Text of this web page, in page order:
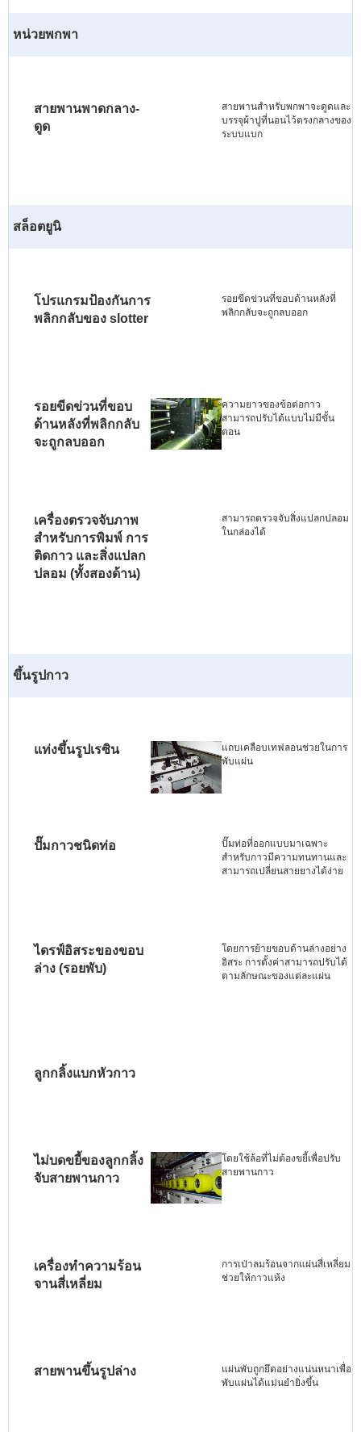
หน่วยพกพา
สายพานพาดกลาง-
ดูด
สายพานสำหรับพกพาจะดูดและ
บรรจุผ้าปูที่นอนไว้ตรงกลางของ
ระบบแบก
สล็อตยูนิ
โปรแกรมป้องกันการ
พลิกกลับของ slotter
รอยขีดข่วนที่ขอบด้านหลังที่
พลิกกลับจะถูกลบออก
รอยขีดข่วนที่ขอบ
ด้านหลังที่พลิกกลับ
จะถูกลบออก
ความยาวของข้อต่อกาว
สามารถปรับได้แบบไม่มีขั้น
ตอน
เครื่องตรวจจับภาพ
สำหรับการพิมพ์ การ
ติดกาว และสิ่งแปลก
ปลอม (ทั้งสองด้าน)
สามารถตรวจจับสิ่งแปลกปลอม
ในกล่องได้
ขึ้นรูปกาว
แท่งขึ้นรูปเรซิน
แถบเคลือบเทฟลอนช่วยในการ
พับแผ่น
ปั๊มกาวชนิดท่อ
ปั๊มท่อที่ออกแบบมาเฉพาะ
สำหรับกาวมีความทนทานและ
สามารถเปลี่ยนสายยางได้ง่าย
ไดรฟ์อิสระของขอบ
ล่าง (รอยพับ)
โดยการย้ายขอบด้านล่างอย่าง
อิสระ การตั้งค่าสามารถปรับได้
ตามลักษณะของแต่ละแผ่น
ลูกกลิ้งแบกหัวกาว
ไม่บดขยี้ของลูกกลิ้ง
จับสายพานกาว
โดยใช้ล้อที่ไม่ต้องขยี้เพื่อปรับ
สายพานกาว
เครื่องทำความร้อน
จานสี่เหลี่ยม
การเป่าลมร้อนจากแผ่นสี่เหลี่ยม
ช่วยให้กาวแห้ง
สายพานขึ้นรูปล่าง
แผ่นพับถูกยึดอย่างแน่นหนาเพื่อ
พับแผ่นได้แม่นยำยิ่งขึ้น